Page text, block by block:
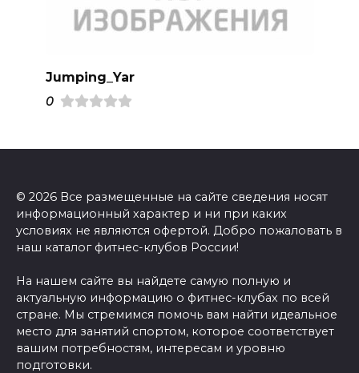
Jumping_Yar
0
© 2026 Все размещенные на сайте сведения носят
информационный характер и ни при каких
условиях не являются офертой. Добро пожаловать в
наш каталог фитнес-клубов России!
На нашем сайте вы найдете самую полную и
актуальную информацию о фитнес-клубах по всей
стране. Мы стремимся помочь вам найти идеальное
место для занятий спортом, которое соответствует
вашим потребностям, интересам и уровню
подготовки.